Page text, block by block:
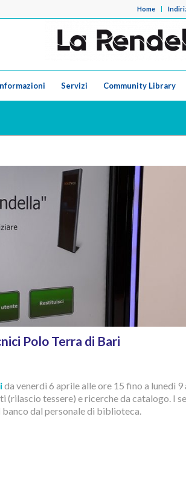
Home
Servizi Community Library
Polo Terra di Bari
da venerdì 6 aprile alle ore 15 fino a lunedì 9
tessere) e ricerche da catalogo. I
dal personale di biblioteca.